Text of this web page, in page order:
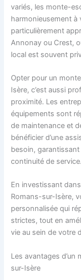
variés, les monte-
harmonieusement à
particulièrement
Annonay ou Crest,
local est souvent
Opter pour un
Isère, c’est aussi
proximité. Les
équipements sont
de maintenance et
bénéficier d’une
besoin, garantissant
continuité de service.
En investissant
Romans-sur-Isère,
personnalisée qui
strictes, tout en
vie au sein de votre
Les avantages d’un
sur-Isère